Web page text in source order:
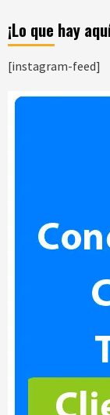
¡Lo que hay
[instagram-feed]